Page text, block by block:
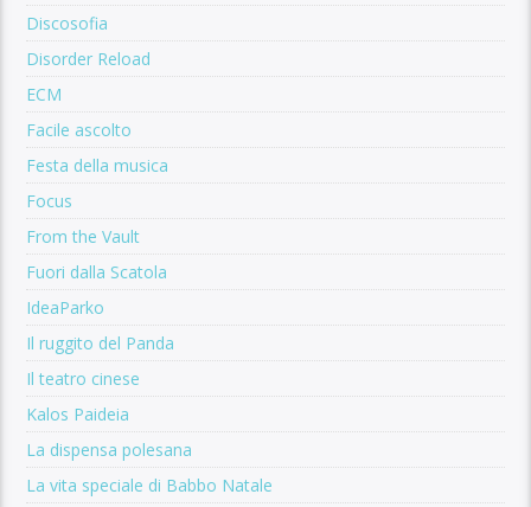
Discosofia
Disorder Reload
ECM
Facile ascolto
Festa della musica
Focus
From the Vault
Fuori dalla Scatola
IdeaParko
Il ruggito del Panda
Il teatro cinese
Kalos Paideia
La dispensa polesana
La vita speciale di Babbo Natale